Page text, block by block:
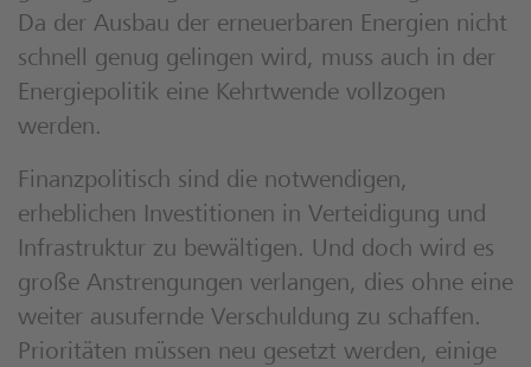
Da der Ausbau der erneuerbaren Energien nicht
schnell genug gelingen wird, muss auch in der
Energiepolitik eine Kehrtwende vollzogen
werden.
Finanzpolitisch sind die notwendigen,
erheblichen Investitionen in Verteidigung und
Infrastruktur zu bewältigen. Und doch wird es
große Anstrengungen verlangen, dies ohne eine
weiter ausufernde Verschuldung zu schaffen.
Prioritäten müssen neu gesetzt werden, einige